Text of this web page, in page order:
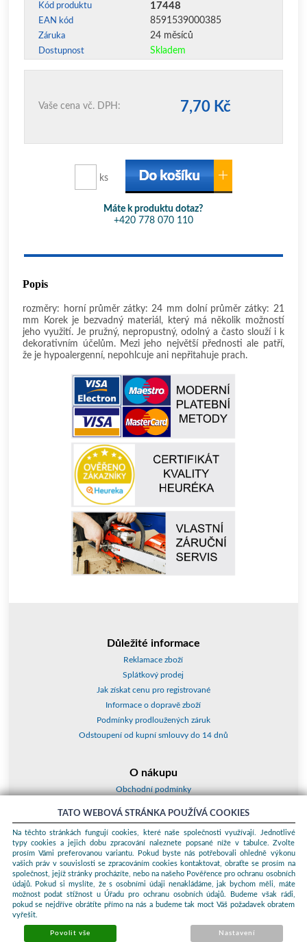
Kód produktu 17448
EAN kód 8591539000385
Záruka 24 měsíců
Dostupnost Skladem
Vaše cena vč. DPH: 7,70 Kč
ks
Máte k produktu dotaz?
+420 778 070 110
Popis
rozměry: horní průměr zátky: 24 mm dolní průměr zátky: 21
mm Korek je bezvadný materiál, který má několik možností
jeho využití. Je pružný, nepropustný, odolný a často slouží i k
dekorativním účelům. Mezi jeho největší přednosti ale patří,
že je hypoalergenní, nepohlcuje ani nepřitahuje prach.
Důležité informace
Reklamace zboží
Splátkový prodej
Jak získat cenu pro registrované
Informace o dopravě zboží
Podmínky prodloužených záruk
Odstoupení od kupní smlouvy do 14 dnů
O nákupu
Obchodní podmínky
Kontakty a adresy
Essox splátky
Podle zákona o evidenci tržeb je prodávající povinen vystavit kupujícímu
účtenku. Zároveň je povinen zaevidovat přijatou tržbu u správce daně
online; v případě technického výpadku pak nejpozději do 48 hodin.
© 2026 ProKauf Komplex s.r.o. Všechna práva vyhrazena.
systems
pronájem e-shopů
TATO WEBOVÁ STRÁNKA POUŽÍVÁ COOKIES
Na těchto stránkách fungují cookies, které naše společnosti využívají. Jednotlivé
typy cookies a jejich dobu zpracování naleznete popsané níže v tabulce. Zvolte
prosím Vámi preferovanou variantu. Pokud byste nás potřebovali ohledně výkonu
vašich práv v souvislosti se zpracováním cookies kontaktovat, obraťte se prosím na
společnost, jejíž stránky procházíte, nebo na našeho Pověřence pro ochranu osobních
údajů. Pokud si myslíte, že s osobními údaji nenakládáme, jak bychom měli, máte
možnost podat stížnost u Úřadu pro ochranu osobních údajů. Budeme však rádi,
pokud se nejdříve obrátíte přímo na nás a budeme tak moct Váš požadavek obratem
vyřešit.
Povolit vše Nastavení